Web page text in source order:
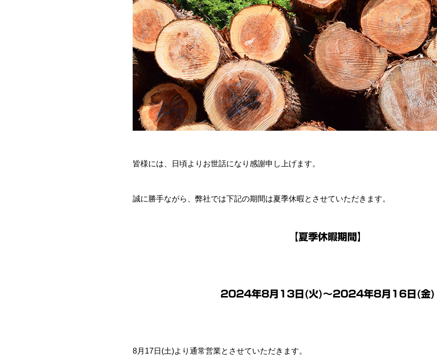
皆様には、日頃よりお世話になり感謝申し上げます。
誠に勝手ながら、弊社では下記の期間は夏季休暇とさせていただきます。
【夏季休暇期間】
2024年8月13日(火)～2024年8月16日(金)
8月17日(土)より通常営業とさせていただきます。